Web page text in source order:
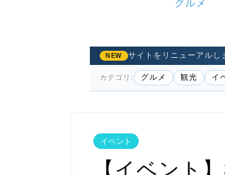
グルメ
NEW サイトをリニューアルし
カテゴリ: グルメ 観光 イ
イベント
【イベント